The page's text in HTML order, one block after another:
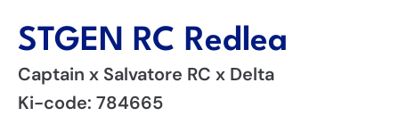
STGEN RC Redlea
Captain x Salvatore RC x Delta
Ki-code: 784665